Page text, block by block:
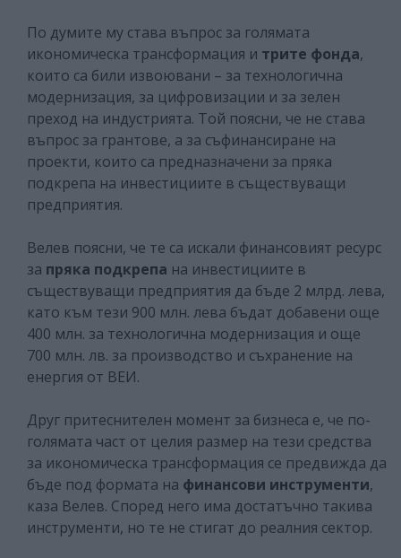
По думите му става въпрос за голямата
икономическа трансформация и трите фонда,
които са били извоювани – за технологична
модернизация, за цифровизации и за зелен
преход на индустрията. Той поясни, че не става
въпрос за грантове, а за съфинансиране на
проекти, които са предназначени за пряка
подкрепа на инвестициите в съществуващи
предприятия.
Велев поясни, че те са искали финансовият ресурс
за пряка подкрепа на инвестициите в
съществуващи предприятия да бъде 2 млрд. лева,
като към тези 900 млн. лева бъдат добавени още
400 млн. за технологична модернизация и още
700 млн. лв. за производство и съхранение на
енергия от ВЕИ.
Друг притеснителен момент за бизнеса е, че по-
голямата част от целия размер на тези средства
за икономическа трансформация се предвижда да
бъде под формата на финансови инструменти,
каза Велев. Според него има достатъчно такива
инструменти, но те не стигат до реалния сектор.